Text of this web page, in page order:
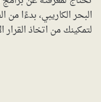
البحر الكاريبي، بدءًا من
لتمكينك من اتخاذ